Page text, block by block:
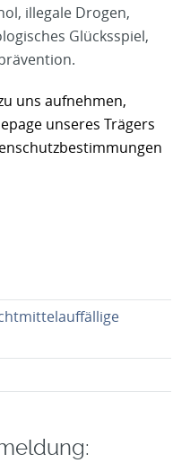
illegale Drogen,
Glücksspiel,
uns aufnehmen,
unseres Trägers